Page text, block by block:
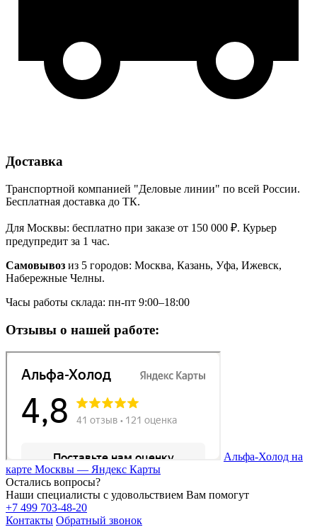
Доставка
Транспортной компанией "Деловые линии" по всей России.
Бесплатная доставка до ТК.
Для Москвы: бесплатно при заказе от 150 000 ₽. Курьер
предупредит за 1 час.
Самовывоз из 5 городов: Москва, Казань, Уфа, Ижевск,
Набережные Челны.
Часы работы склада: пн-пт 9:00–18:00
Отзывы о нашей работе:
Альфа-Холод на
карте Москвы — Яндекс Карты
Остались вопросы?
Наши специалисты с удовольствием Вам помогут
+7 499 703-48-20
Контакты Обратный звонок